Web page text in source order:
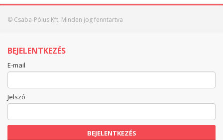
© Csaba-Pólus Kft. Minden jog fenntartva
BEJELENTKEZÉS
E-mail
Jelszó
BEJELENTKEZÉS